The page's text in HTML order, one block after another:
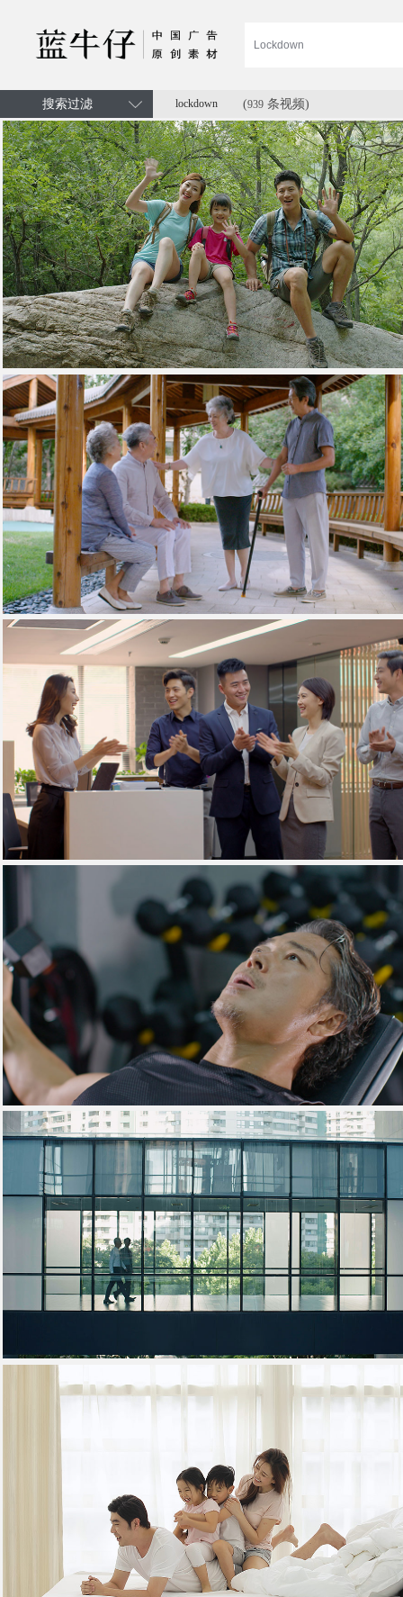
搜索过滤 lockdown (939 条视频)